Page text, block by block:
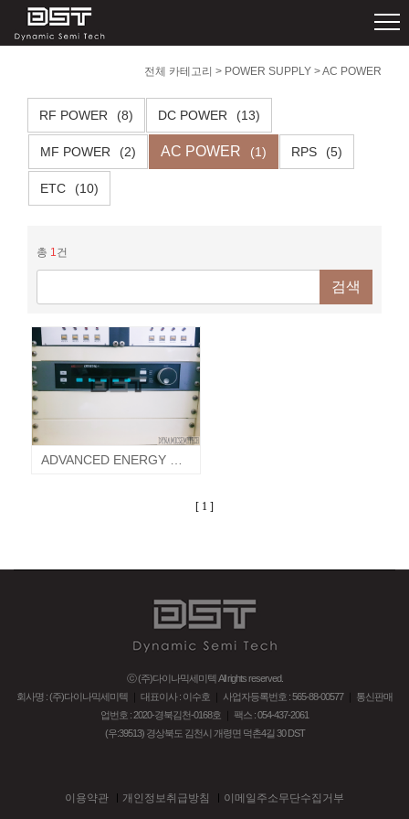
전체 카테고리 > POWER SUPPLY >AC POWER
RF POWER (8) DC POWER (13)
MF POWER (2) AC POWER (1) RPS (5)
ETC (10)
총 1건
검색
[ 1 ]
ⓒ (주)다이나믹세미텍 All rights reserved.
회사명 : (주)다이나믹세미텍
대표이사 : 이수호 사업자등록번호 : 565-88-00577｜ 통신판매
업번호 : 2020-경북김천-0168호
팩스 : 054-437-2061
(우:39513) 경상북도 김천시 개령면 덕촌4길 30 DST
이용약관 개인정보취급방침 이메일주소무단수집거부